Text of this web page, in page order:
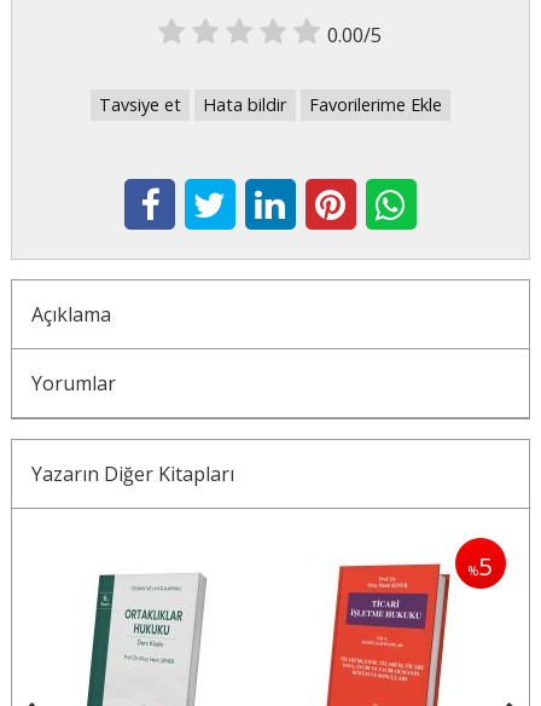
0.00/5
Tavsiye et Hata bildir Favorilerime Ekle
Açıklama
Yorumlar
Yazarın Diğer Kitapları
%5